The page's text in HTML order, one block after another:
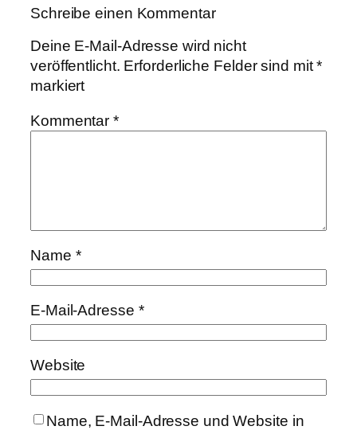
Schreibe einen Kommentar
Deine E-Mail-Adresse wird nicht
veröffentlicht. Erforderliche Felder sind mit*
markiert
Kommentar*
Name *
E-Mail-Adresse *
Website
Name, E-Mail-Adresse und Website in